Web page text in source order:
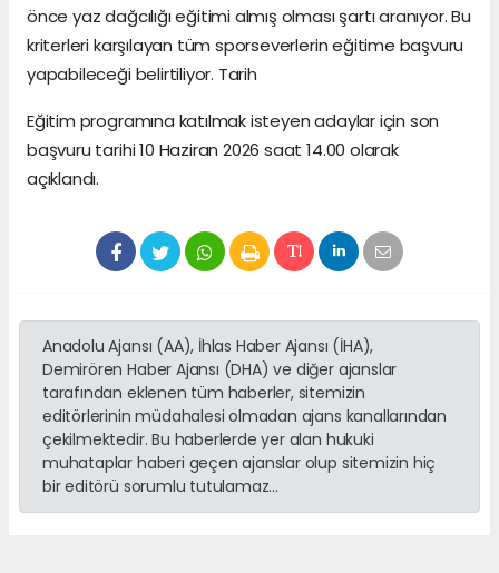
önce yaz dağcılığı eğitimi almış olması şartı aranıyor. Bu
kriterleri karşılayan tüm sporseverlerin eğitime başvuru
yapabileceği belirtiliyor. Tarih
Eğitim programına katılmak isteyen adaylar için son
başvuru tarihi 10 Haziran 2026 saat 14.00 olarak
açıklandı.
Anadolu Ajansı (AA), İhlas Haber Ajansı (İHA),
Demirören Haber Ajansı (DHA) ve diğer ajanslar
tarafından eklenen tüm haberler, sitemizin
editörlerinin müdahalesi olmadan ajans kanallarından
çekilmektedir. Bu haberlerde yer alan hukuki
muhataplar haberi geçen ajanslar olup sitemizin hiç
bir editörü sorumlu tutulamaz...